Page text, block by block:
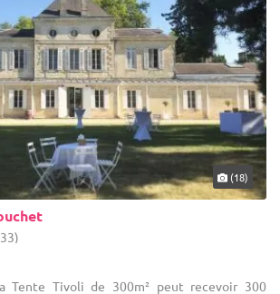
(18)
Tente Tivoli de 300m² peut recevoir 300